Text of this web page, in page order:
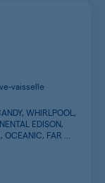
vaisselle
WHIRLPOOL,
EDISON,
FAR ...